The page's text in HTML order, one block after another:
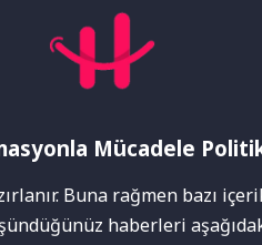
Mücadele
Buna rağmen bazı
haberleri